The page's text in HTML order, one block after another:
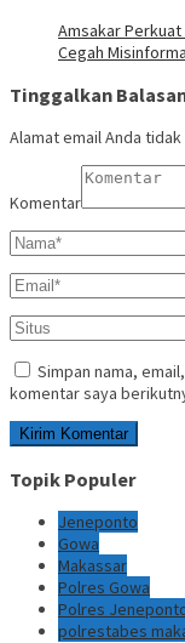
Amsakar Perkuat
Cegah
Tinggalkan
Alamat email Anda
Komentar
Simpan nama,
komentar saya
Topik Populer
Jeneponto
Gowa
Makassar
Polres Gowa
Polres
polrestabes